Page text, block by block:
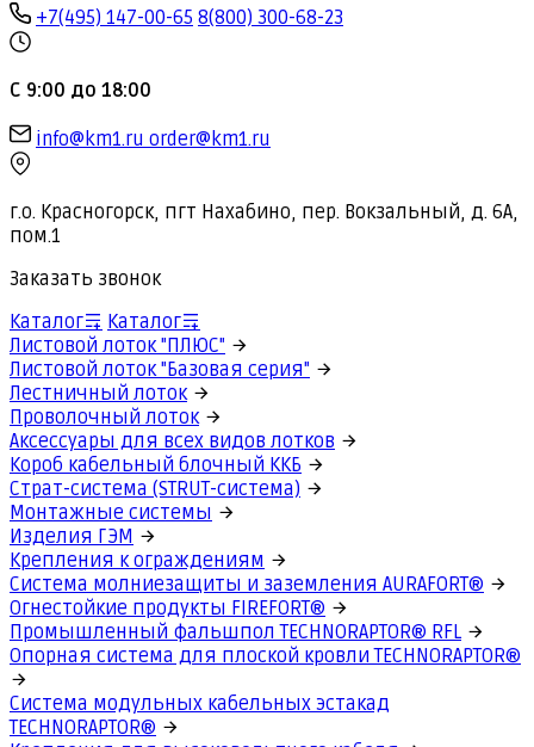
+7(495) 147-00-65 8(800) 300-68-23
С 9:00 до 18:00
info@km1.ru order@km1.ru
г.о. Красногорск, пгт Нахабино, пер. Вокзальный, д. 6А,
пом.1
Заказать звонок
Каталог
Каталог
Листовой лоток "ПЛЮС"
Листовой лоток "Базовая серия"
Лестничный лоток
Проволочный лоток
Аксессуары для всех видов лотков
Короб кабельный блочный ККБ
Страт-система (STRUT-система)
Монтажные системы
Изделия ГЭМ
Крепления к ограждениям
Система молниезащиты и заземления AURAFORT®
Огнестойкие продукты FIREFORT®
Промышленный фальшпол TECHNORAPTOR® RFL
Опорная система для плоской кровли TECHNORAPTOR®
Система модульных кабельных эстакад
TECHNORAPTOR®